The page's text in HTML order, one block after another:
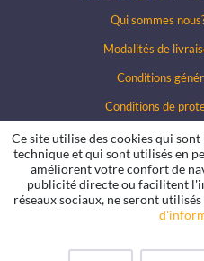
Qui sommes
Modalités de
Conditions
Conditions de
Ce site utilise des cookies qui
technique et qui sont utilisés en
améliorent votre confort de
publicité directe ou facilitent
réseaux sociaux, ne seront